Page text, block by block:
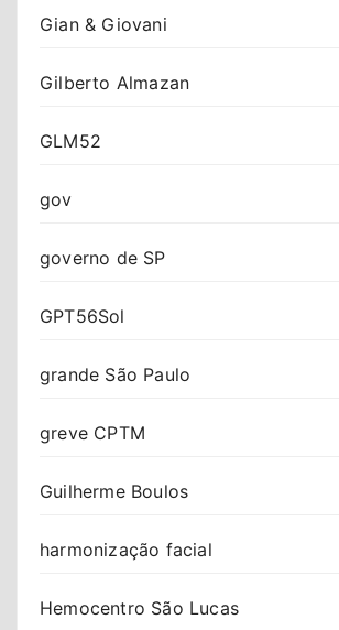
Gian & Giovani
Gilberto Almazan
GLM52
gov
governo de SP
GPT56Sol
grande São Paulo
greve CPTM
Guilherme Boulos
harmonização facial
Hemocentro São Lucas